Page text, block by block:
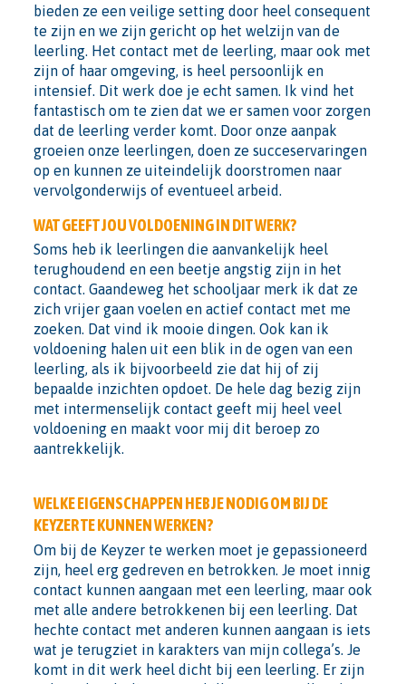
bieden ze een veilige setting door heel consequent
te zijn en we zijn gericht op het welzijn van de
leerling. Het contact met de leerling, maar ook met
zijn of haar omgeving, is heel persoonlijk en
intensief. Dit werk doe je echt samen. Ik vind het
fantastisch om te zien dat we er samen voor zorgen
dat de leerling verder komt. Door onze aanpak
groeien onze leerlingen, doen ze succeservaringen
op en kunnen ze uiteindelijk doorstromen naar
vervolgonderwijs of eventueel arbeid.
WAT GEEFT JOU VOLDOENING IN DIT WERK?
Soms heb ik leerlingen die aanvankelijk heel
terughoudend en een beetje angstig zijn in het
contact. Gaandeweg het schooljaar merk ik dat ze
zich vrijer gaan voelen en actief contact met me
zoeken. Dat vind ik mooie dingen. Ook kan ik
voldoening halen uit een blik in de ogen van een
leerling, als ik bijvoorbeeld zie dat hij of zij
bepaalde inzichten opdoet. De hele dag bezig zijn
met intermenselijk contact geeft mij heel veel
voldoening en maakt voor mij dit beroep zo
aantrekkelijk.
WELKE EIGENSCHAPPEN HEB JE NODIG OM BIJ DE
KEYZER TE KUNNEN WERKEN?
Om bij de Keyzer te werken moet je gepassioneerd
zijn, heel erg gedreven en betrokken. Je moet innig
contact kunnen aangaan met een leerling, maar ook
met alle andere betrokkenen bij een leerling. Dat
hechte contact met anderen kunnen aangaan is iets
wat je terugziet in karakters van mijn collega’s. Je
komt in dit werk heel dicht bij een leerling. Er zijn